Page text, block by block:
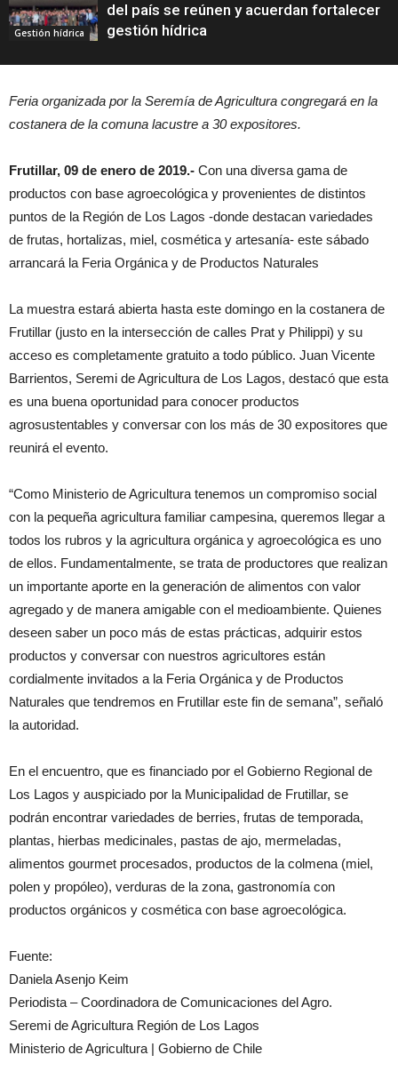
Gestión hídrica
del país se reúnen y acuerdan fortalecer
gestión hídrica
Feria organizada por la Seremía de Agricultura congregará en la
costanera de la comuna lacustre a 30 expositores.
Frutillar, 09 de enero de 2019.- Con una diversa gama de
productos con base agroecológica y provenientes de distintos
puntos de la Región de Los Lagos -donde destacan variedades
de frutas, hortalizas, miel, cosmética y artesanía- este sábado
arrancará la Feria Orgánica y de Productos Naturales
La muestra estará abierta hasta este domingo en la costanera de
Frutillar (justo en la intersección de calles Prat y Philippi) y su
acceso es completamente gratuito a todo público. Juan Vicente
Barrientos, Seremi de Agricultura de Los Lagos, destacó que esta
es una buena oportunidad para conocer productos
agrosustentables y conversar con los más de 30 expositores que
reunirá el evento.
“Como Ministerio de Agricultura tenemos un compromiso social
con la pequeña agricultura familiar campesina, queremos llegar a
todos los rubros y la agricultura orgánica y agroecológica es uno
de ellos. Fundamentalmente, se trata de productores que realizan
un importante aporte en la generación de alimentos con valor
agregado y de manera amigable con el medioambiente. Quienes
deseen saber un poco más de estas prácticas, adquirir estos
productos y conversar con nuestros agricultores están
cordialmente invitados a la Feria Orgánica y de Productos
Naturales que tendremos en Frutillar este fin de semana”, señaló
la autoridad.
En el encuentro, que es financiado por el Gobierno Regional de
Los Lagos y auspiciado por la Municipalidad de Frutillar, se
podrán encontrar variedades de berries, frutas de temporada,
plantas, hierbas medicinales, pastas de ajo, mermeladas,
alimentos gourmet procesados, productos de la colmena (miel,
polen y propóleo), verduras de la zona, gastronomía con
productos orgánicos y cosmética con base agroecológica.
Fuente:
Daniela Asenjo Keim
Periodista – Coordinadora de Comunicaciones del Agro.
Seremi de Agricultura Región de Los Lagos
Ministerio de Agricultura | Gobierno de Chile